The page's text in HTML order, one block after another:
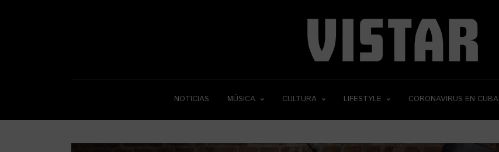
NOTICIAS MÚSICA CULTURA LIFESTYLE CORONAVIRUS EN CUBA